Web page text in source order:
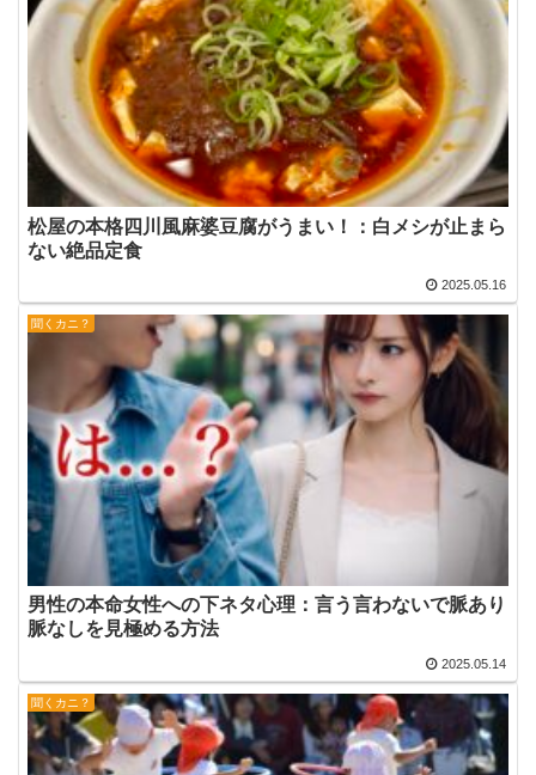
松屋の本格四川風麻婆豆腐がうまい！：白メシが止まら
ない絶品定食
2025.05.16
聞くカニ？
男性の本命女性への下ネタ心理：言う言わないで脈あり
脈なしを見極める方法
2025.05.14
聞くカニ？